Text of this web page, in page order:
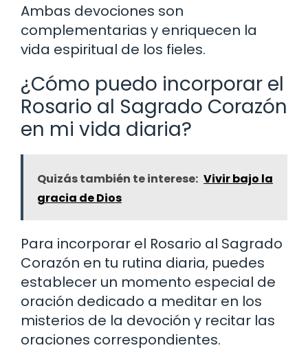
Ambas devociones son
complementarias y enriquecen la
vida espiritual de los fieles.
¿Cómo puedo incorporar el
Rosario al Sagrado Corazón
en mi vida diaria?
Quizás también te interese: Vivir bajo la
gracia de Dios
Para incorporar el Rosario al Sagrado
Corazón en tu rutina diaria, puedes
establecer un momento especial de
oración dedicado a meditar en los
misterios de la devoción y recitar las
oraciones correspondientes.